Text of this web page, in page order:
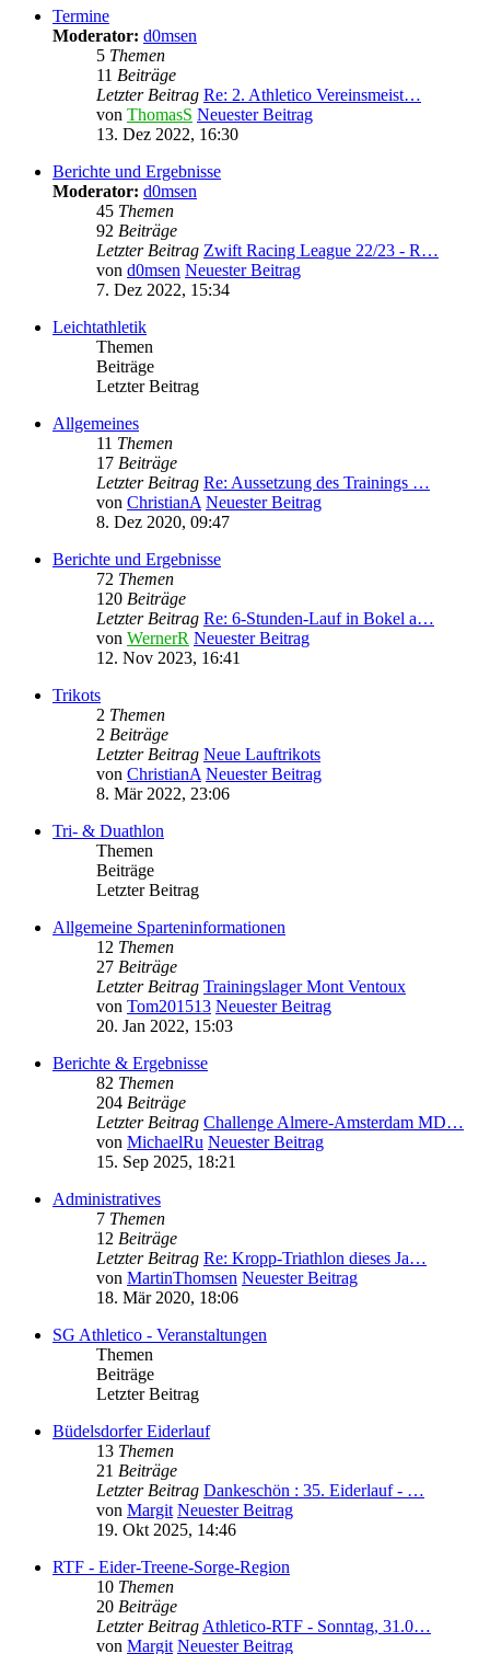
Termine
Moderator: d0msen
5 Themen
11 Beiträge
Letzter Beitrag Re: 2. Athletico Vereinsmeist…
von ThomasS Neuester Beitrag
13. Dez 2022, 16:30
Berichte und Ergebnisse
Moderator: d0msen
45 Themen
92 Beiträge
Letzter Beitrag Zwift Racing League 22/23 - R…
von d0msen Neuester Beitrag
7. Dez 2022, 15:34
Leichtathletik
Themen
Beiträge
Letzter Beitrag
Allgemeines
11 Themen
17 Beiträge
Letzter Beitrag Re: Aussetzung des Trainings …
von ChristianA Neuester Beitrag
8. Dez 2020, 09:47
Berichte und Ergebnisse
72 Themen
120 Beiträge
Letzter Beitrag Re: 6-Stunden-Lauf in Bokel a…
von WernerR Neuester Beitrag
12. Nov 2023, 16:41
Trikots
2 Themen
2 Beiträge
Letzter Beitrag Neue Lauftrikots
von ChristianA Neuester Beitrag
8. Mär 2022, 23:06
Tri- & Duathlon
Themen
Beiträge
Letzter Beitrag
Allgemeine Sparteninformationen
12 Themen
27 Beiträge
Letzter Beitrag Trainingslager Mont Ventoux
von Tom201513 Neuester Beitrag
20. Jan 2022, 15:03
Berichte & Ergebnisse
82 Themen
204 Beiträge
Letzter Beitrag Challenge Almere-Amsterdam MD…
von MichaelRu Neuester Beitrag
15. Sep 2025, 18:21
Administratives
7 Themen
12 Beiträge
Letzter Beitrag Re: Kropp-Triathlon dieses Ja…
von MartinThomsen Neuester Beitrag
18. Mär 2020, 18:06
SG Athletico - Veranstaltungen
Themen
Beiträge
Letzter Beitrag
Büdelsdorfer Eiderlauf
13 Themen
21 Beiträge
Letzter Beitrag Dankeschön : 35. Eiderlauf - …
von Margit Neuester Beitrag
19. Okt 2025, 14:46
RTF - Eider-Treene-Sorge-Region
10 Themen
20 Beiträge
Letzter BeitragAthletico-RTF - Sonntag, 31.0…
von Margit Neuester Beitrag